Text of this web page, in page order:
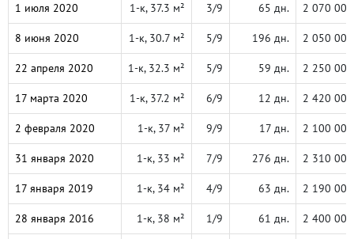
1 июля 2020 1-к, 37.3 м² 3/9 65 дн. 2 070 000
8 июня 2020 1-к, 30.7 м² 5/9 196 дн. 2 050 000
22 апреля 2020 1-к, 32.3 м² 5/9 59 дн. 2 250 000
17 марта 2020 1-к, 37.2 м² 6/9 12 дн. 2 420 000
2 февраля 2020 1-к, 37 м² 9/9 17 дн. 2 100 000
31 января 2020 1-к, 33 м² 7/9 276 дн. 2 310 000
17 января 2019 1-к, 34 м² 4/9 63 дн. 2 190 000
28 января 2016 1-к, 38 м² 1/9 61 дн. 2 400 000